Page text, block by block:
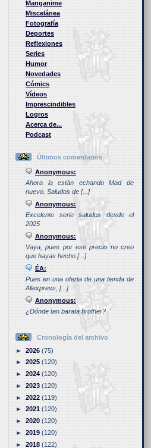
Manganime
Miscelánea
Fotografía
Deportes
Reflexiones
Series
Humor
Novedades
Cómics
Vídeos
Imprescindibles
Logros
Acerca de...
Podcast
Últimos comentarios
Anonymous:
Ahora la están echando Mad de
nuevo. Saludos de [...]
Anonymous:
Excelente serie saludos desde el
2025
Anonymous:
Vaya, pues por ese precio no creo
que hayas hecho [...]
ÉA:
Pues en una oferta de una tienda de
Aliexpress, [...]
Anonymous:
¿Dónde tan barata brother?
Cronología del archivo
►2026(75)
►2025(120)
►2024(120)
►2023(120)
►2022(119)
►2021(120)
►2020(120)
►2019(120)
►2018(122)